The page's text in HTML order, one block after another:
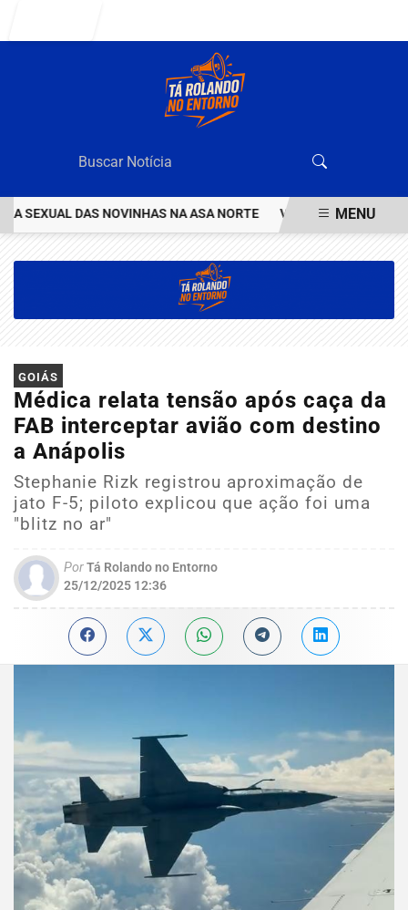
DAS NOVINHAS NA ASA NORTE VEJA QUEM ÉOMENU
GOIÁS
Médica relata tensão após caça da
FAB interceptar avião com destino
a Anápolis
Stephanie Rizk registrou aproximação de
jato F-5; piloto explicou que ação foi uma
"blitz no ar"
PorTá Rolando no Entorno
25/12/2025 12:36